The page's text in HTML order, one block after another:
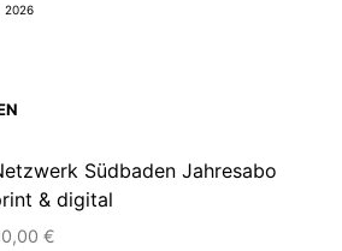
2026
Südbaden Jahresabo
& digital
€